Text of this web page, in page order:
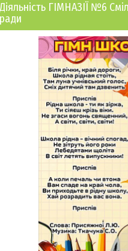
Діяльність ГІМНАЗІЇ №6
ради